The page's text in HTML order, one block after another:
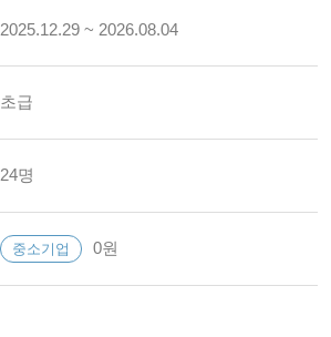
2025.12.29 ~ 2026.08.04
초급
24명
중소기업 0원